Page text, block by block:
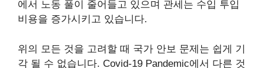
에서 노동 풀이 줄어들고 있으며 관세는 수입 투입
비용을 증가시키고 있습니다.
위의 모든 것을 고려할 때 국가 안보 문제는 쉽게 기
각 될 수 없습니다. Covid-19 Pandemic에서 다른 것